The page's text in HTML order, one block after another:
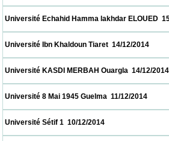
Université Echahid Hamma lakhdar
Université Ibn Khaldoun Tiaret  14/
Université KASDI MERBAH Ouargla
Université 8 Mai 1945 Guelma  11/
Université Sétif 1  10/12/2014